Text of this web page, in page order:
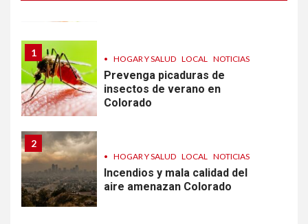
1
• HOGAR Y SALUD LOCAL NOTICIAS
Prevenga picaduras de
insectos de verano en
Colorado
2
• HOGAR Y SALUD LOCAL NOTICIAS
Incendios y mala calidad del
aire amenazan Colorado